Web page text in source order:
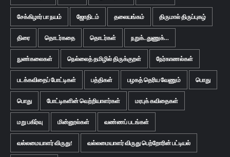
சேக்கிழார் பா நயம் ஜோதிடம் தலையங்கம் திருமால் திருப்புகழ்
திரை தொடர்கதை தொடர்கள் நறுக்..துணுக்...
நுண்கலைகள் நெல்லைத் தமிழில் திருக்குறள் நேர்காணல்கள்
படக்கவிதைப் போட்டிகள் பத்திகள் பழகத் தெரிய வேணும் பொது
பொது போட்டிகளின் வெற்றியாளர்கள் மரபுக் கவிதைகள்
மறு பகிர்வு மின்னூல்கள் வண்ணப் படங்கள்
வல்லமையாளர் விருது! வல்லமையாளர் விருது பெற்றோரின் பட்டியல்